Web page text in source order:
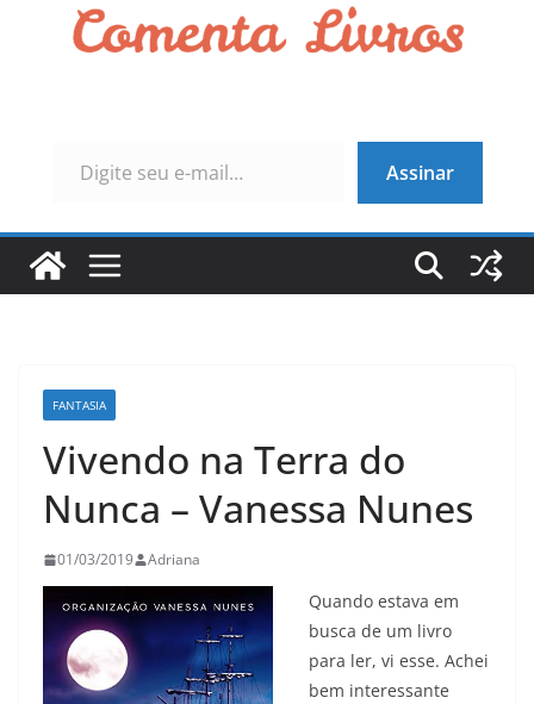
Assinar
FANTASIA
Vivendo na Terra do
Nunca – Vanessa Nunes
01/03/2019 Adriana
Quando estava em
busca de um livro
para ler, vi esse. Achei
bem interessante